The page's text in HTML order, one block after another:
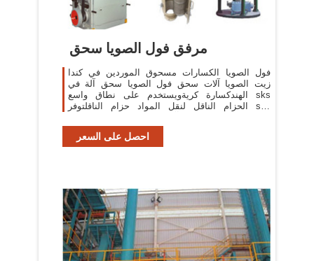
مرفق فول الصويا سحق
فول الصويا الكسارات مسحوق الموردين في كندا
زيت الصويا آلات سحق فول الصويا سحق آلة في
الهندكسارة كريةويستخدم على نطاق واسع sks
الحزام الناقل لنقل المواد حزام الناقلتوفر sks
تصنيع
احصل على السعر